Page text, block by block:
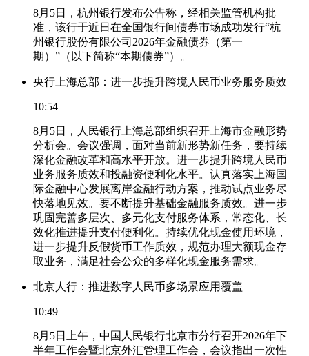
8月5日，杭州银行发布公告称，经相关监管机构批
准，该行于近日在全国银行间债券市场成功发行“杭
州银行股份有限公司2026年金融债券（第一
期）”（以下简称“本期债券”）。
央行上海总部：进一步提升跨境人民币业务服务质效
10:54
8月5日，人民银行上海总部组织召开上海市金融形势
分析会。会议强调，面对当前新形势新任务，要持续
深化金融改革和高水平开放。进一步提升跨境人民币
业务服务质效和投融资便利化水平。认真落实上海国
际金融中心发展离岸金融行动方案，推动试点业务尽
快落地见效。要不断提升基础金融服务质效。进一步
巩固完善多层次、多元化支付服务体系，常态化、长
效化推进提升支付便利化。持续优化现金使用环境，
进一步提升反假货币工作质效，规范办理大额现金存
取业务，满足社会公众的多样化现金服务需求。
北京人行：推进数字人民币多场景应用覆盖
10:49
8月5日上午，中国人民银行北京市分行召开2026年下
半年工作会暨北京外汇管理工作会，会议指出一次性